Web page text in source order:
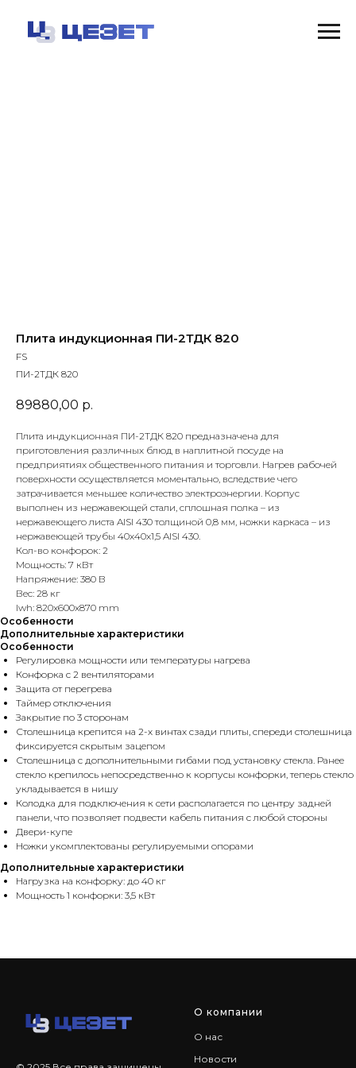
Плита индукционная ПИ-2ТДК 820
FS
ПИ-2ТДК 820
89880,00 р.
Плита индукционная ПИ-2ТДК 820 предназначена для
приготовления различных блюд в наплитной посуде на
предприятиях общественного питания и торговли. Нагрев рабочей
поверхности осуществляется моментально, вследствие чего
затрачивается меньшее количество электроэнергии. Корпус
выполнен из нержавеющей стали, сплошная полка – из
нержавеющего листа AISI 430 толщиной 0,8 мм, ножки каркаса – из
нержавеющей трубы 40х40х1,5 AISI 430.
Кол-во конфорок: 2
Мощность: 7 кВт
Напряжение: 380 В
Вес: 28 кг
lwh: 820x600x870 mm
Особенности
Дополнительные характеристики
Особенности
Регулировка мощности или температуры нагрева
Конфорка с 2 вентиляторами
Защита от перегрева
Таймер отключения
Закрытие по 3 сторонам
Столешница крепится на 2-х винтах сзади плиты, спереди столешница
фиксируется скрытым зацепом
Столешница с дополнительными гибами под установку стекла. Ранее
стекло крепилось непосредственно к корпусы конфорки, теперь стекло
укладывается в нишу
Колодка для подключения к сети располагается по центру задней
панели, что позволяет подвести кабель питания с любой стороны
Двери-купе
Ножки укомплектованы регулируемыми опорами
Дополнительные характеристики
Нагрузка на конфорку: до 40 кг
Мощность 1 конфорки: 3,5 кВт
О компании
О нас
Новости